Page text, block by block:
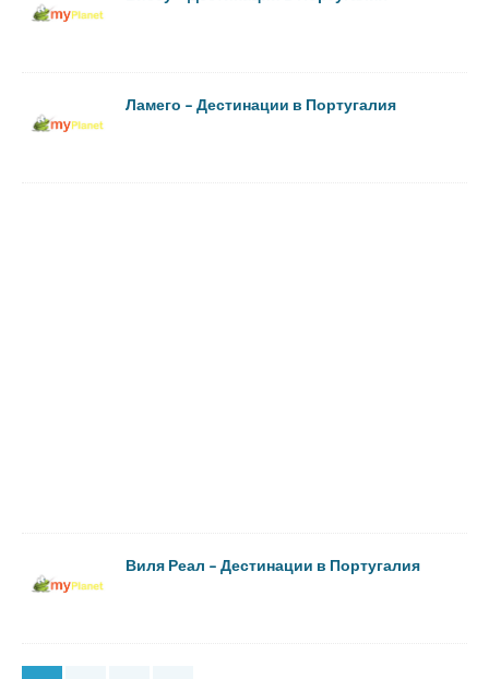
Ламего – Дестинации в Португалия
Виля Реал – Дестинации в Португалия